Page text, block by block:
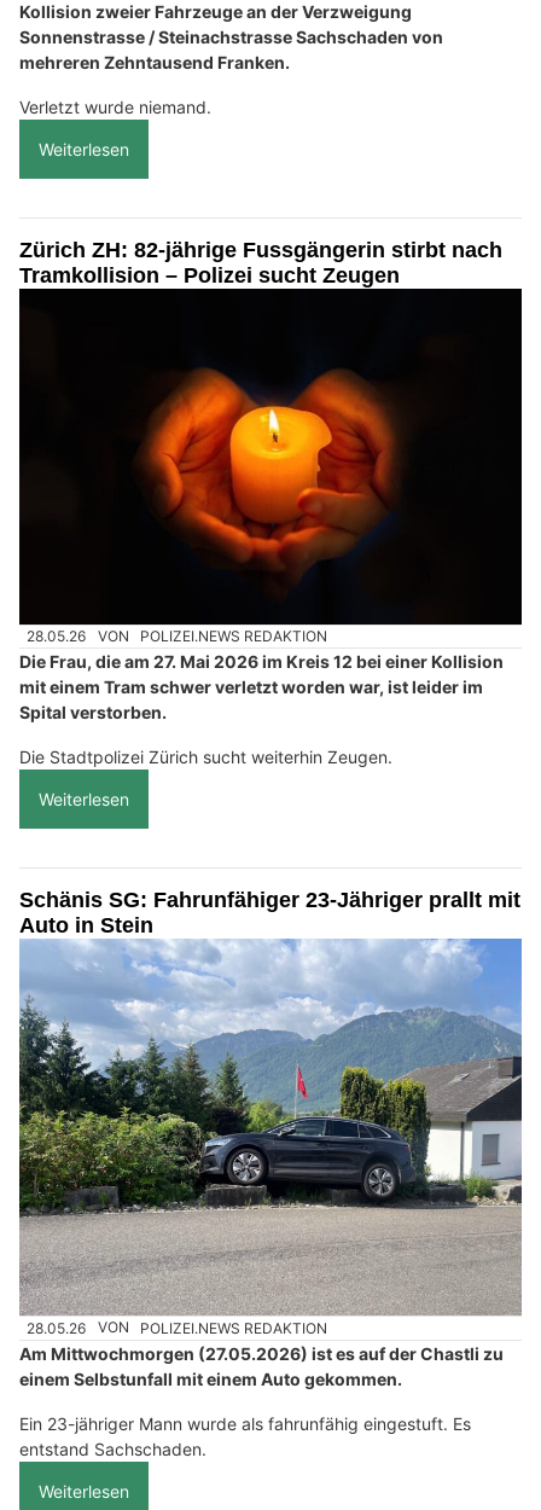
Kollision zweier Fahrzeuge an der Verzweigung
Sonnenstrasse / Steinachstrasse Sachschaden von
mehreren Zehntausend Franken.
Verletzt wurde niemand.
Weiterlesen
Zürich ZH: 82-jährige Fussgängerin stirbt nach
Tramkollision – Polizei sucht Zeugen
28.05.26 VON POLIZEI.NEWS REDAKTION
Die Frau, die am 27. Mai 2026 im Kreis 12 bei einer Kollision
mit einem Tram schwer verletzt worden war, ist leider im
Spital verstorben.
Die Stadtpolizei Zürich sucht weiterhin Zeugen.
Weiterlesen
Schänis SG: Fahrunfähiger 23-Jähriger prallt mit
Auto in Stein
28.05.26 VON POLIZEI.NEWS REDAKTION
Am Mittwochmorgen (27.05.2026) ist es auf der Chastli zu
einem Selbstunfall mit einem Auto gekommen.
Ein 23-jähriger Mann wurde als fahrunfähig eingestuft. Es
entstand Sachschaden.
Weiterlesen